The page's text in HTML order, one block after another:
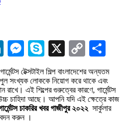
LinkedIn
Messenger
Skype
X
Copy
গার্মেন্টস টেক্সটাইল শিল্প বাংলাদেশের অন্যতম
বিপুল সংখ্যক লোককে নিয়োগ করে থাকে এবং
এই শিল্পের গুরুত্বের কারণে, গার্মেন্টস
চাহিদা আছে। আপনি যদি এই ক্ষেত্রে কাজ
চাকরির খবর গাজীপুর ২০২২ সার্কুলার
করুন ।